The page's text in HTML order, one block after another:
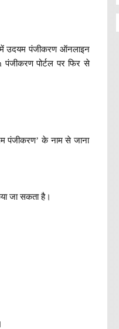
में उदयम पंजीकरण ऑनलाइन
पोर्टल पर फिर से
पंजीकरण’ के नाम से जाना
जा सकता है।